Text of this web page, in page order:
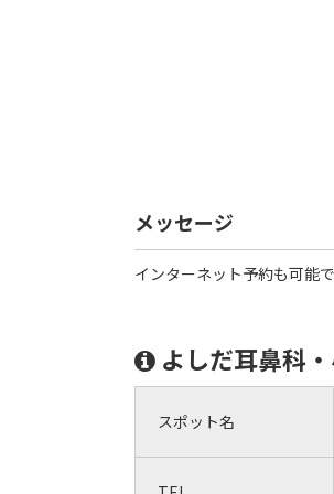
メッセージ
インターネット予約も可能で
よしだ耳鼻科
スポット名